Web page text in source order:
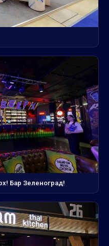
Бар Зеленоград!